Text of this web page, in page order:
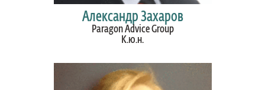
Александр Захаров
Paragon Advice Group
К.ю.н.